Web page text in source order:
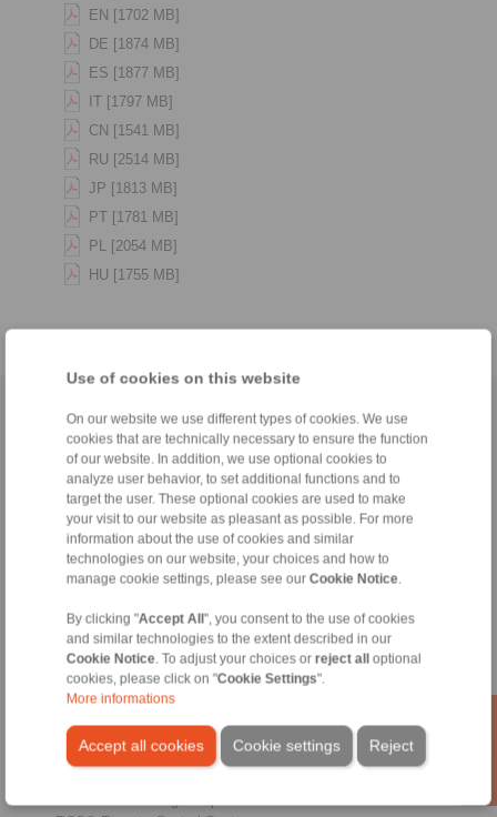
Use of cookies on this website
On our website we use different types of cookies. We use
cookies that are technically necessary to ensure the function
of our website. In addition, we use optional cookies to
analyze user behavior, to set additional functions and to
target the user. These optional cookies are used to make
your visit to our website as pleasant as possible. For more
information about the use of cookies and similar
technologies on our website, your choices and how to
manage cookie settings, please see our Cookie Notice.
By clicking "Accept All ", you consent to the use of cookies
and similar technologies to the extent described in our
Cookie Notice. To adjust your choices or reject all
optional
cookies, please click on "Cookie Settings".
More informations
Accept all cookies Reject
Cookie settings
EN [1702 MB]
DE [1874 MB]
ES [1877 MB]
IT [1797 MB]
CN [1541 MB]
RU [2514 MB]
JP [1813 MB]
PT [1781 MB]
PL [2054 MB]
HU [1755 MB]
Accueil|Formulaire de contact| Mentions légales|Politique de
confidentialité|Conditions Générales Professionnelles D'Affaires
Connexion
Produits
Aperçu
Roues libres
Freins
Accouplements fortes charges
Accouplements industriels